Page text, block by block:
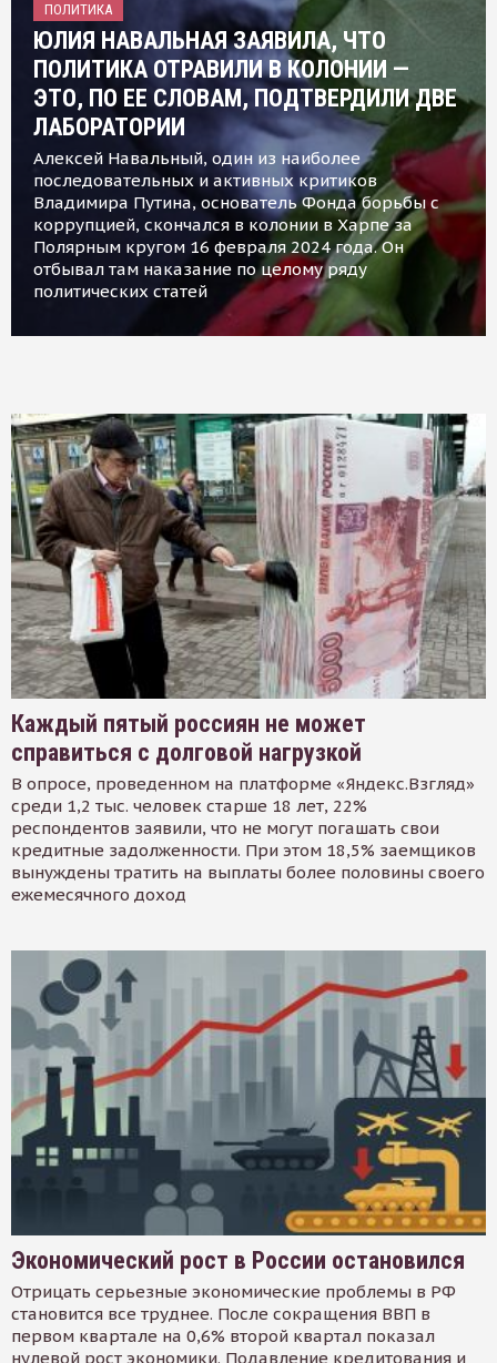
ПОЛИТИКА
ЮЛИЯ НАВАЛЬНАЯ ЗАЯВИЛА, ЧТО
ПОЛИТИКА ОТРАВИЛИ В КОЛОНИИ —
ЭТО, ПО ЕЕ СЛОВАМ, ПОДТВЕРДИЛИ ДВЕ
ЛАБОРАТОРИИ
Алексей Навальный, один из наиболее
последовательных и активных критиков
Владимира Путина, основатель Фонда борьбы с
коррупцией, скончался в колонии в Харпе за
Полярным кругом 16 февраля 2024 года. Он
отбывал там наказание по целому ряду
политических статей
Каждый пятый россиян не может
справиться с долговой нагрузкой
В опросе, проведенном на платформе «Яндекс.Взгляд»
среди 1,2 тыс. человек старше 18 лет, 22%
респондентов заявили, что не могут погашать свои
кредитные задолженности. При этом 18,5% заемщиков
вынуждены тратить на выплаты более половины своего
ежемесячного доход
Экономический рост в России остановился
Отрицать серьезные экономические проблемы в РФ
становится все труднее. После сокращения ВВП в
первом квартале на 0,6% второй квартал показал
нулевой рост экономики. Подавление кредитования и